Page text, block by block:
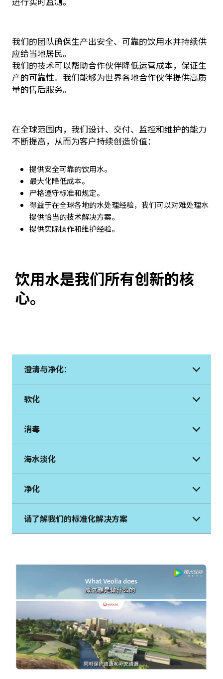
我们的团队确保生产出安全、可靠的饮用水并持续供
应给当地居民。
我们的技术可以帮助合作伙伴降低运营成本，保证生
产的可靠性。我们能够为世界各地合作伙伴提供高质
量的售后服务。
在全球范围内，我们设计、交付、监控和维护的能力
不断提高，从而为客户持续创造价值：
提供安全可靠的饮用水。
最大化降低成本。
严格遵守标准和规定。
得益于在全球各地的水处理经验，我们可以对难处理水
提供恰当的技术解决方案。
提供实际操作和维护经验。
饮用水是我们所有创新的核
心。
澄清与净化：
软化
消毒
海水淡化
净化
请了解我们的标准化解决方案